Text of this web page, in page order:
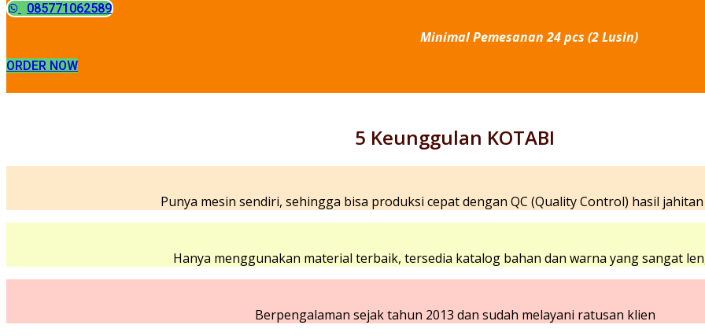
085771062589
Minimal Pemesanan 24 pcs (2 Lusin)
ORDER NOW
5 Keunggulan KOTABI
Punya mesin sendiri, sehingga bisa produksi cepat dengan QC (Quality Control) hasil
Hanya menggunakan material terbaik, tersedia katalog bahan dan warna yang sangat
Berpengalaman sejak tahun 2013 dan sudah melayani ratusan klien